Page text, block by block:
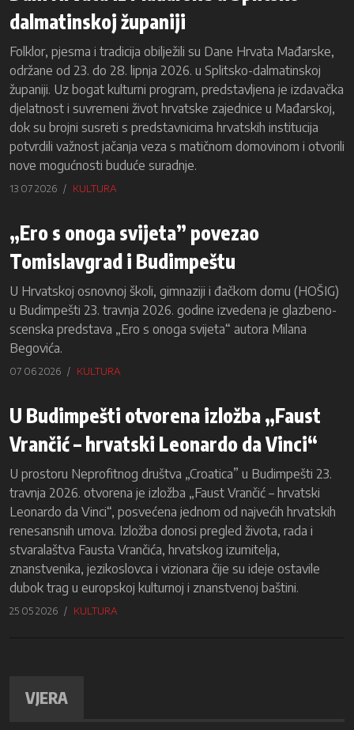
dalmatinskoj županiji
Folklor, pjesma i tradicija obilježili su Dane Hrvata Mađarske,
održane od 23. do 28. lipnja 2026. u Splitsko-dalmatinskoj
županiji. Uz bogat kulturni program, predstavljena je izdavačka
djelatnost i suvremeni život hrvatske zajednice u Mađarskoj,
dok su brojni susreti s predstavnicima hrvatskih institucija
potvrdili važnost jačanja veza s matičnom domovinom i otvorili
nove mogućnosti buduće suradnje.
13 07 2026 KULTURA
„Ero s onoga svijeta” povezao
Tomislavgrad i Budimpeštu
U Hrvatskoj osnovnoj školi, gimnaziji i đačkom domu (HOŠIG)
u Budimpešti 23. travnja 2026. godine izvedena je glazbeno-
scenska predstava „Ero s onoga svijeta“ autora Milana
Begovića.
07 06 2026 KULTURA
U Budimpešti otvorena izložba „Faust
Vrančić – hrvatski Leonardo da Vinci“
U prostoru Neprofitnog društva „Croatica” u Budimpešti 23.
travnja 2026. otvorena je izložba „Faust Vrančić – hrvatski
Leonardo da Vinci“, posvećena jednom od najvećih hrvatskih
renesansnih umova. Izložba donosi pregled života, rada i
stvaralaštva Fausta Vrančića, hrvatskog izumitelja,
znanstvenika, jezikoslovca i vizionara čije su ideje ostavile
dubok trag u europskoj kulturnoj i znanstvenoj baštini.
25 05 2026 KULTURA
VJERA